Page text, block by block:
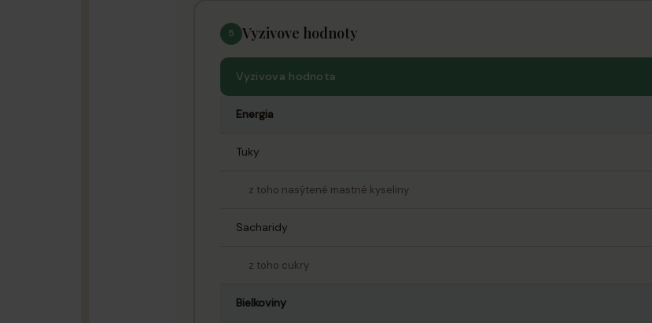
5 Vyzivove hodnoty
Vyzivova hodnota
Energia
Tuky
z toho nasýtené mastné kyseliny
Sacharidy
z toho cukry
Bielkoviny